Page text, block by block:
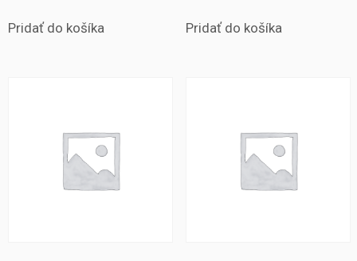
Pridať do košíka Pridať do košíka